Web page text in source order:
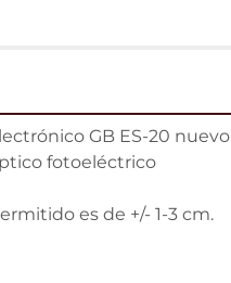
GB ES-20 nuevo
fotoeléctrico
es de +/- 1-3 cm.